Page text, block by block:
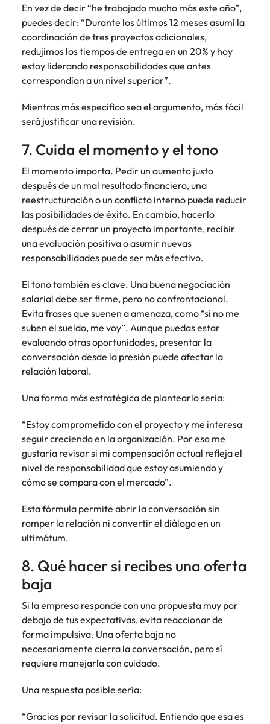
En vez de decir “he trabajado mucho más este año”,
puedes decir: “Durante los últimos 12 meses asumí la
coordinación de tres proyectos adicionales,
redujimos los tiempos de entrega en un 20% y hoy
estoy liderando responsabilidades que antes
correspondían a un nivel superior”.
Mientras más específico sea el argumento, más fácil
será justificar una revisión.
7. Cuida el momento y el tono
El momento importa. Pedir un aumento justo
después de un mal resultado financiero, una
reestructuración o un conflicto interno puede reducir
las posibilidades de éxito. En cambio, hacerlo
después de cerrar un proyecto importante, recibir
una evaluación positiva o asumir nuevas
responsabilidades puede ser más efectivo.
El tono también es clave. Una buena negociación
salarial debe ser firme, pero no confrontacional.
Evita frases que suenen a amenaza, como “si no me
suben el sueldo, me voy”. Aunque puedas estar
evaluando otras oportunidades, presentar la
conversación desde la presión puede afectar la
relación laboral.
Una forma más estratégica de plantearlo sería:
“Estoy comprometido con el proyecto y me interesa
seguir creciendo en la organización. Por eso me
gustaría revisar si mi compensación actual refleja el
nivel de responsabilidad que estoy asumiendo y
cómo se compara con el mercado”.
Esta fórmula permite abrir la conversación sin
romper la relación ni convertir el diálogo en un
ultimátum.
8. Qué hacer si recibes una oferta
baja
Si la empresa responde con una propuesta muy por
debajo de tus expectativas, evita reaccionar de
forma impulsiva. Una oferta baja no
necesariamente cierra la conversación, pero sí
requiere manejarla con cuidado.
Una respuesta posible sería:
“Gracias por revisar la solicitud. Entiendo que esa es